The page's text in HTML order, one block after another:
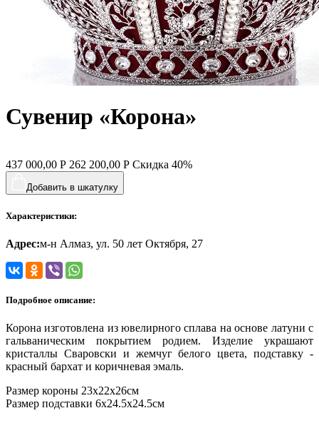
Сувенир «Корона»
437 000,00 Р 262 200,00 Р Скидка 40%
Добавить в шкатулку
Характеристики:
Адрес:м-н Алмаз, ул. 50 лет Октября, 27
Подробное описание:
Корона изготовлена из ювелирного сплава на основе латуни с
гальваническим покрытием родием. Изделие украшают
кристаллы Сваровски и жемчуг белого цвета, подставку -
красный бархат и коричневая эмаль.
Размер короны 23х22х26см
Размер подставки 6х24.5х24.5см